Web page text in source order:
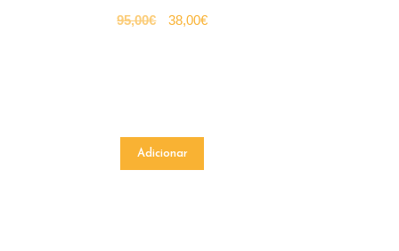
95,00€ 38,00€
Adicionar